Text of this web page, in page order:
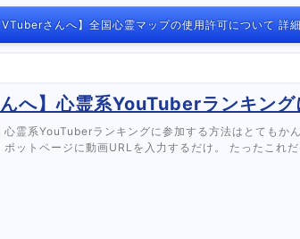
VTuberさんへ】全国心霊マップの使用許可について 詳
へ】心霊系YouTuberランキン
心霊系YouTuberランキングに参加する方法はとてもか
ポットページに動画URLを入力するだけ。 たったこれ